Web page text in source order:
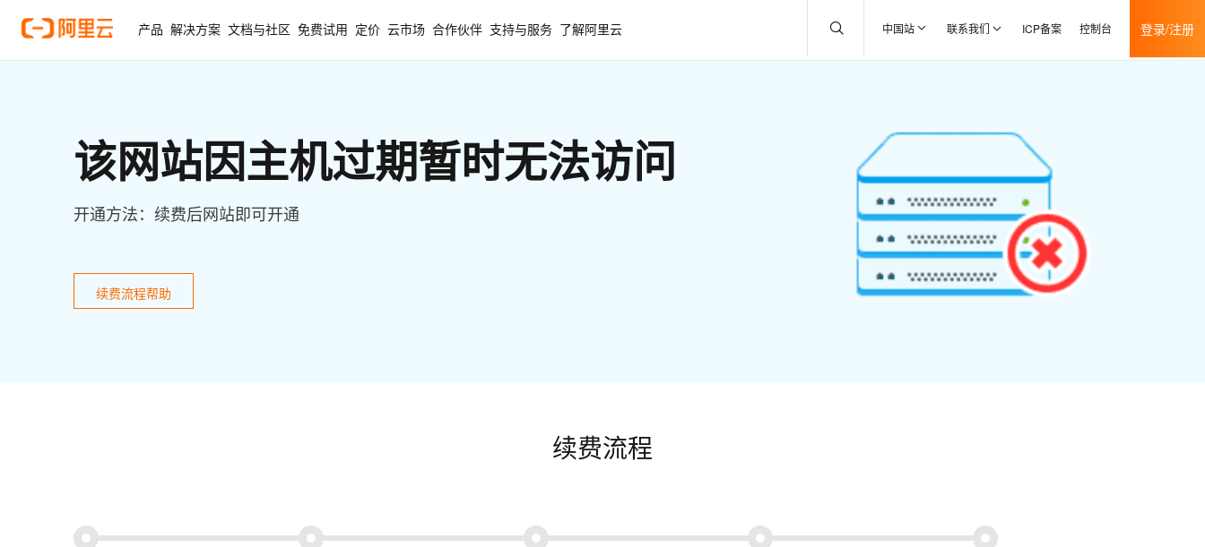
产品 解决方案 文档与社区 免费试用 定价 云市场 合作伙伴 支持与服务 了解阿里云 中国站 联系我们 ICP备案 控制台 登录/注册
该网站因主机过期暂时无法访问
开通方法：续费后网站即可开通
续费流程帮助
续费流程